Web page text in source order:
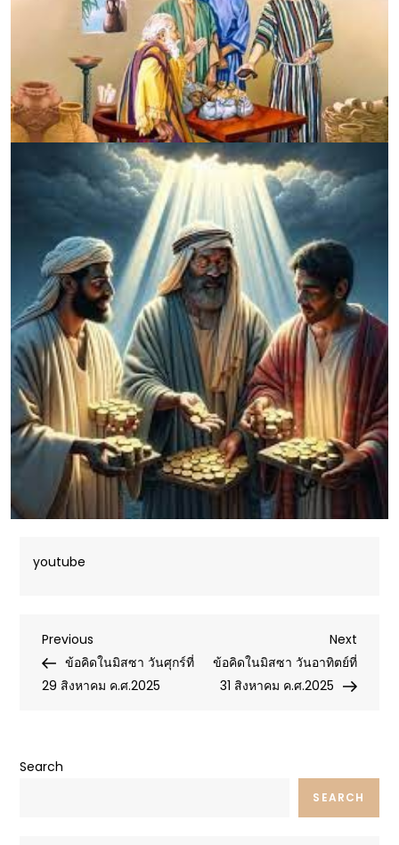
youtube
Post
navigation
Previous
Post
Previous
ข้อคิดในมิสซา วันศุกร์ที่
29 สิงหาคม ค.ศ.2025
Next
Post
Next
ข้อคิดในมิสซา วันอาทิตย์ที่
31 สิงหาคม ค.ศ.2025
Search
SEARCH